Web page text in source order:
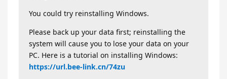
You could try reinstalling Windows.
Please back up your data first; reinstalling the
system will cause you to lose your data on your
PC. Here is a tutorial on installing Windows:
https://url.bee-link.cn/74zu